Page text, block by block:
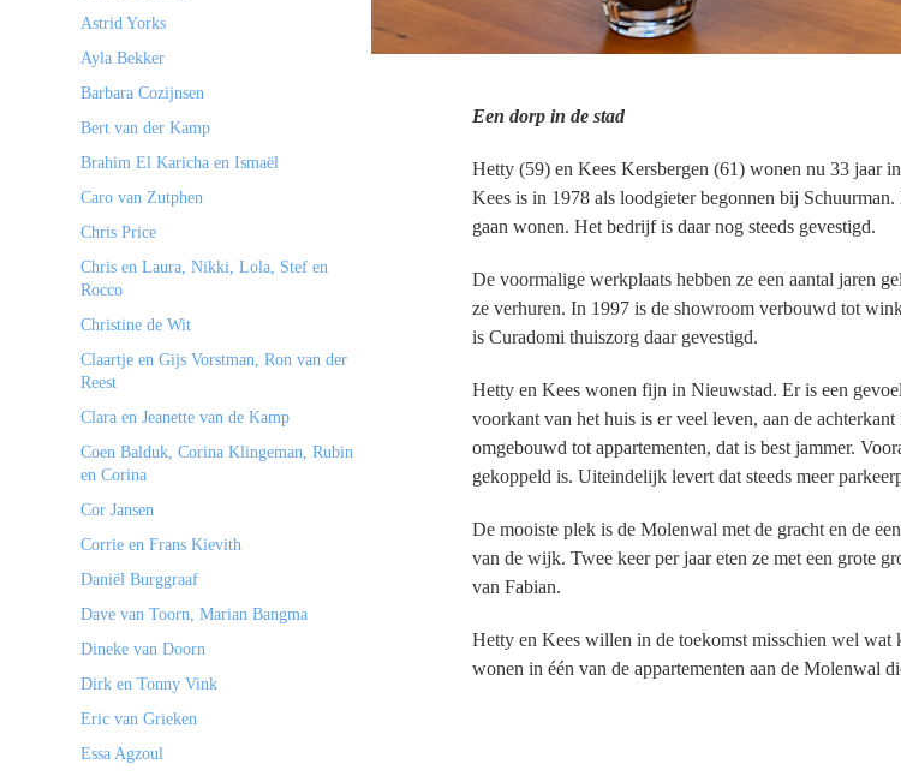
Astrid Yorks
Ayla Bekker
Barbara Cozijnsen
Bert van der Kamp
Brahim El Karicha en Ismaël
Caro van Zutphen
Chris Price
Chris en Laura, Nikki, Lola, Stef en
Rocco
Christine de Wit
Claartje en Gijs Vorstman, Ron van der
Reest
Clara en Jeanette van de Kamp
Coen Balduk, Corina Klingeman, Rubin
en Corina
Cor Jansen
Corrie en Frans Kievith
Daniël Burggraaf
Dave van Toorn, Marian Bangma
Dineke van Doorn
Dirk en Tonny Vink
Eric van Grieken
Essa Agzoul
Een dorp in de stad
Hetty (59) en Kees Kersbergen (61) wonen nu 33 jaar
Kees is in 1978 als loodgieter begonnen bij
gaan wonen. Het bedrijf is daar nog steeds gevestigd.
De voormalige werkplaats hebben ze een aantal jaren
ze verhuren. In 1997 is de showroom verbouwd tot
is Curadomi thuiszorg daar gevestigd.
Hetty en Kees wonen fijn in Nieuwstad. Er is een
voorkant van het huis is er veel leven, aan de
omgebouwd tot appartementen, dat is best jammer.
gekoppeld is. Uiteindelijk levert dat steeds meer
De mooiste plek is de Molenwal met de gracht en de
van de wijk. Twee keer per jaar eten ze met een grote
van Fabian.
Hetty en Kees willen in de toekomst misschien wel
wonen in één van de appartementen aan de Molenwal